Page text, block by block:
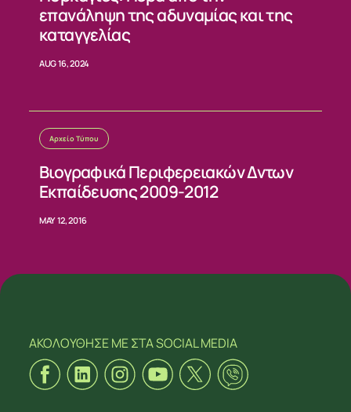
επανάληψη της αδυναμίας και της
καταγγελίας
AUG 16, 2024
Αρχείο Τύπου
Βιογραφικά Περιφερειακών Δντων
Εκπαίδευσης 2009-2012
MAY 12, 2016
ΑΚΟΛΟΥΘΗΣΕ ΜΕΣΤΑ SOCIAL MEDIA